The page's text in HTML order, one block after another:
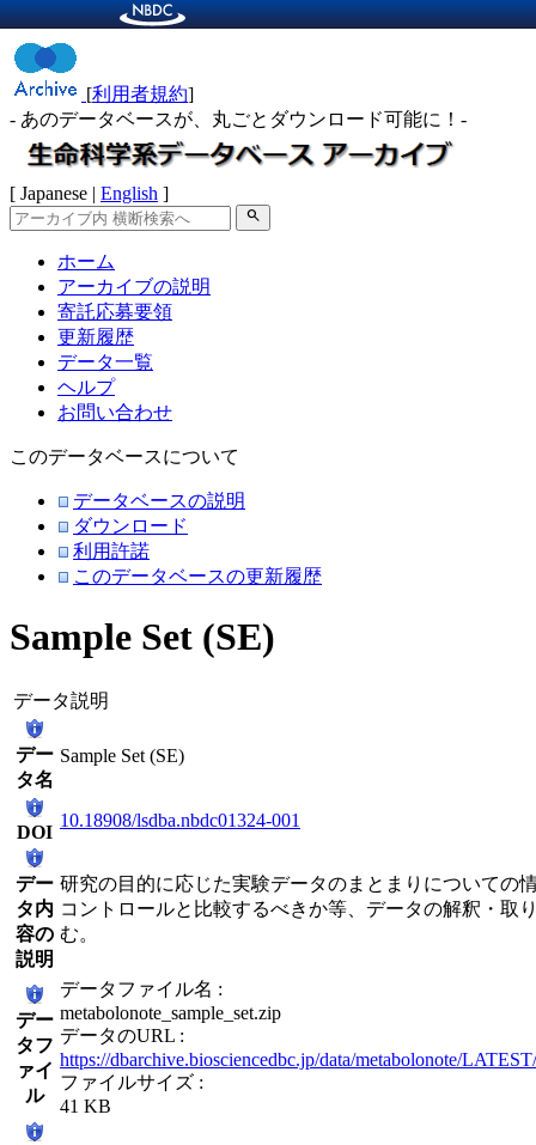
[利用者規約]
- あのデータベースが、丸ごとダウンロード可能に！-
[ Japanese | English ]
search
ホーム
アーカイブの説明
寄託応募要領
更新履歴
データ一覧
ヘルプ
お問い合わせ
このデータベースについて
データベースの説明
ダウンロード
利用許諾
このデータベースの更新履歴
Sample Set (SE)
データ説明
デー
タ名
Sample Set (SE)
DOI
10.18908/lsdba.nbdc01324-001
デー
タ内
容の
説明
研究の目的に応じた実験データのまとまりについての
コントロールと比較するべきか等、データの解釈・取
む。
デー
タフ
ァイ
ル
データファイル名 :
metabolonote_sample_set.zip
データのURL :
https://dbarchive.biosciencedbc.jp/data/metabolonote/
ファイルサイズ :
41 KB